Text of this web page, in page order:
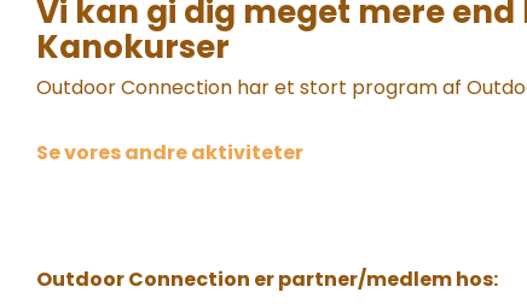
Vi kan gi dig meget mere end
Kanokurser
Outdoor Connection har et stort program af
Se vores andre aktiviteter
Outdoor Connection er partner/medlem hos: